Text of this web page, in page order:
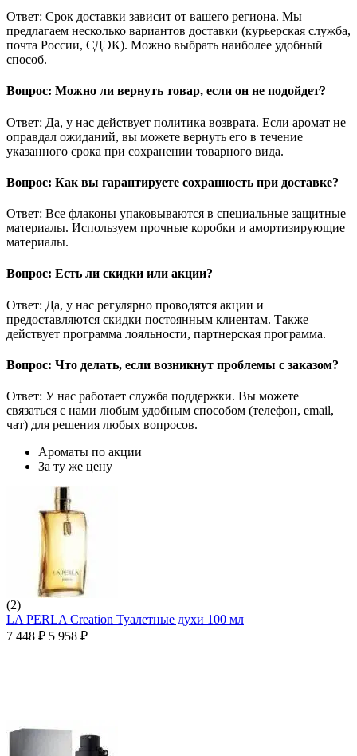
Ответ: Срок доставки зависит от вашего региона. Мы
предлагаем несколько вариантов доставки (курьерская служба,
почта России, СДЭК). Можно выбрать наиболее удобный
способ.
Вопрос: Можно ли вернуть товар, если он не подойдет?
Ответ: Да, у нас действует политика возврата. Если аромат не
оправдал ожиданий, вы можете вернуть его в течение
указанного срока при сохранении товарного вида.
Вопрос: Как вы гарантируете сохранность при доставке?
Ответ: Все флаконы упаковываются в специальные защитные
материалы. Используем прочные коробки и амортизирующие
материалы.
Вопрос: Есть ли скидки или акции?
Ответ: Да, у нас регулярно проводятся акции и
предоставляются скидки постоянным клиентам. Также
действует программа лояльности, партнерская программа.
Вопрос: Что делать, если возникнут проблемы с заказом?
Ответ: У нас работает служба поддержки. Вы можете
связаться с нами любым удобным способом (телефон, email,
чат) для решения любых вопросов.
Ароматы по акции
За ту же цену
(2)
LA PERLA Creation Туалетные духи 100 мл
7 448 ₽ 5 958 ₽